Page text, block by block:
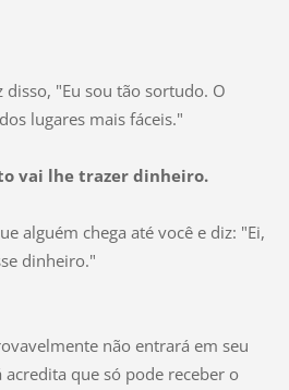
disso, "Eu sou tão sortudo. O
lugares mais fáceis."
vai lhe trazer dinheiro.
alguém chega até você e diz: "Ei,
dinheiro."
não entrará em seu
que só pode receber o